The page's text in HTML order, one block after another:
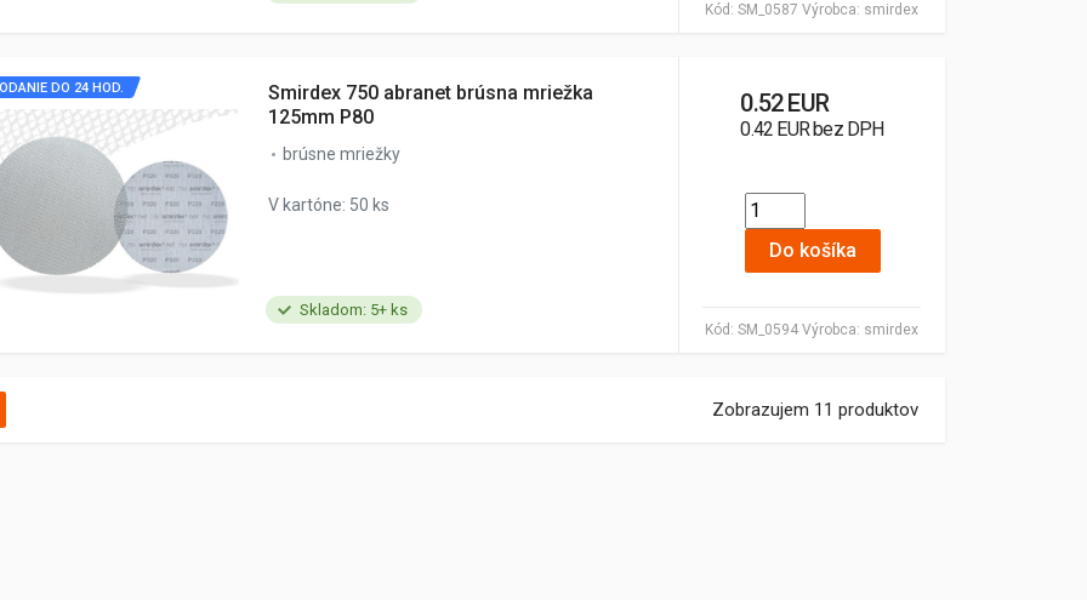
Kód: SM_0587 Výrobca: smirdex
Skladom: 5+ ks
Kód: SM_0594 Výrobca: smirdex
DO 24 HOD.
Smirdex 750 abranet brúsna mriežka
125mm P80
brúsne mriežky
V kartóne: 50 ks
0.52 EUR
0.42 EUR bez DPH
Do košíka
Zobrazujem 11 produktov